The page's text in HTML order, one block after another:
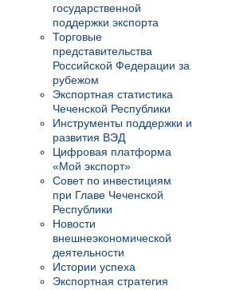
государственной
поддержки экспорта
Торговые
представительства
Российской Федерации за
рубежом
Экспортная статистика
Чеченской Республики
Инструменты поддержки и
развития ВЭД
Цифровая платформа
«Мой экспорт»
Совет по инвестициям
при Главе Чеченской
Республики
Новости
внешнеэкономической
деятельности
Истории успеха
Экспортная стратегия